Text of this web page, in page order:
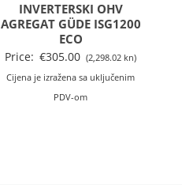
INVERTERSKI OHV
AGREGAT GÜDE ISG1200
ECO
Price: €305.00 (2,298.02 kn)
Cijena je izražena sa uključenim
PDV-om